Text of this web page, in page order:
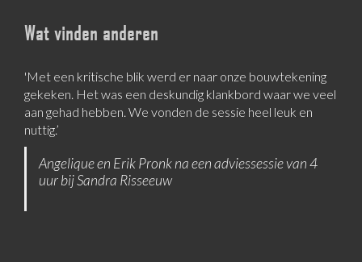
Wat vinden anderen
'Met een kritische blik werd er naar onze bouwtekening
gekeken. Het was een deskundig klankbord waar we veel
aan gehad hebben. We vonden de sessie heel leuk en
nuttig.’
Angelique en Erik Pronk na een adviessessie van 4
uur bij Sandra Risseeuw